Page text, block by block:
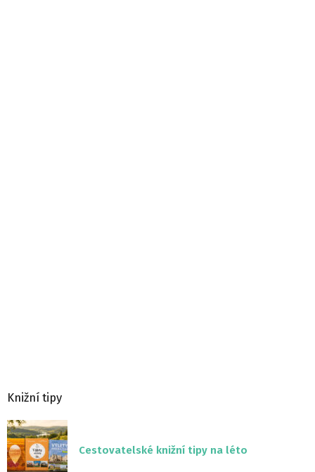
Knižní tipy
Cestovatelské knižní tipy na léto